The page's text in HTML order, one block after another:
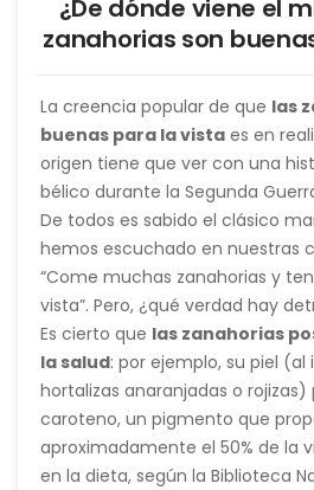
¿De dónde viene el
zanahorias son
La creencia popular de que las
buenas para la vista es en
origen tiene que ver con una
bélico durante la Segunda
De todos es sabido el clásico
hemos escuchado en nuestras
“Come muchas zanahorias y
vista”. Pero, ¿qué verdad hay
Es cierto que las zanahorias
la salud: por ejemplo, su piel (al
hortalizas anaranjadas o
caroteno, un pigmento que
aproximadamente el 50% de la
en la dieta, según la Biblioteca